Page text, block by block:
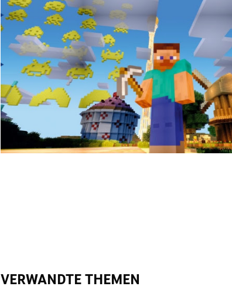
VERWANDTE THEMEN